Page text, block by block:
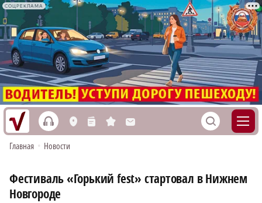
СОЦРЕКЛАМА
h L n s M S
Главная • Новости
Фестиваль «Горький fest» стартовал в Нижнем
Новгороде